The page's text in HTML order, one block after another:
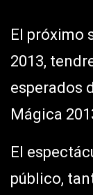
El próximo
2013,
esperados
Mágica
El
público,